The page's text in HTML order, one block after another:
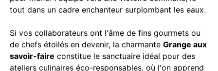
tout dans un cadre enchanteur surplombant les eaux.
Si vos collaborateurs ont l'âme de fins gourmets ou
de chefs étoilés en devenir, la charmante Grange aux
savoir-faire constitue le sanctuaire idéal pour des
ateliers culinaires éco-responsables, où l'on apprend